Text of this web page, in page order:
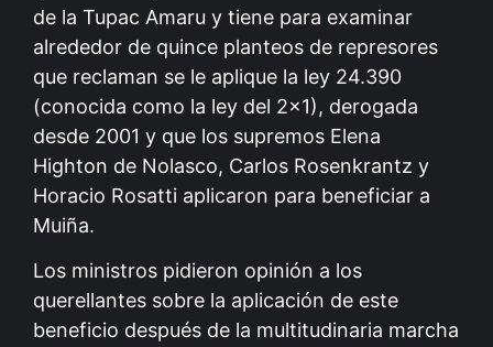
de la Tupac Amaru y tiene para examinar
alrededor de quince planteos de represores
que reclaman se le aplique la ley 24.390
(conocida como la ley del 2×1), derogada
desde 2001 y que los supremos Elena
Highton de Nolasco, Carlos Rosenkrantz y
Horacio Rosatti aplicaron para beneficiar a
Muiña.
Los ministros pidieron opinión a los
querellantes sobre la aplicación de este
beneficio después de la multitudinaria marcha